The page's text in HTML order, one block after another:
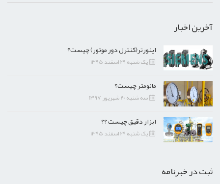
آخرین اخبار
اینورتر(کنترل دور موتور) چیست؟
یک شنبه 29 اسفند 1395
مانومتر چیست؟
سه شنبه 20 شهریور 1397
ابزار دقیق چیست ؟؟
یک شنبه 29 اسفند 1395
ثبت در خبرنامه